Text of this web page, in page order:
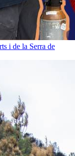
i de la Serra de